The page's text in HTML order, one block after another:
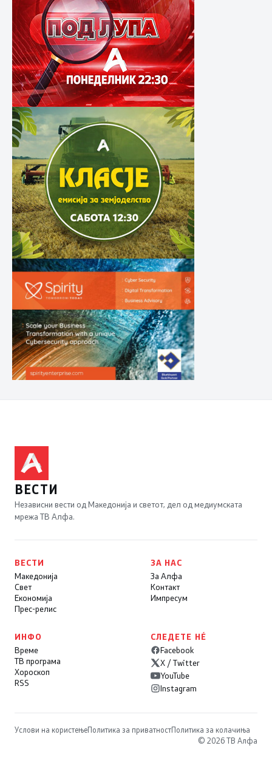
ВЕСТИ
Независни вести од Македонија и светот, дел од медиумската
мрежа ТВ Алфа.
ВЕСТИ
Македонија
Свет
Економија
Прес-релис
ЗА НАС
За Алфа
Контакт
Импресум
ИНФО
Време
ТВ програма
Хороскоп
RSS
СЛЕДЕТЕ НÉ
Facebook
X / Twitter
YouTube
Instagram
Услови на користењеПолитика за приватностПолитика за колачиња
© 2026 ТВ Алфа